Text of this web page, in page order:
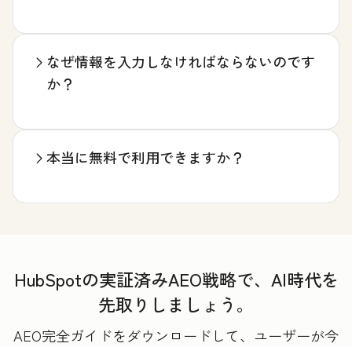
なぜ情報を入力しなければならないのです
か？
本当に無料で利用できますか？
HubSpotの実証済みAEO戦略で、AI時代を
先取りしましょう。
AEO完全ガイドをダウンロードして、ユーザーが今